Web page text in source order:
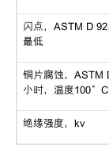
闪点，ASTM D 92
最低
铜片腐蚀，ASTM
小时，温度
绝缘强度，kv